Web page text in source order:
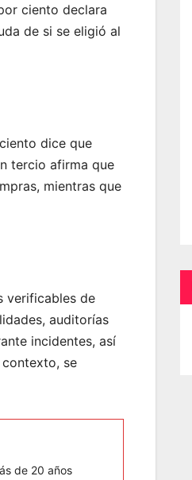
ciento declara
de si se eligió al
dice que
tercio afirma que
mientras que
verificables de
auditorías
incidentes, así
se
de 20 años